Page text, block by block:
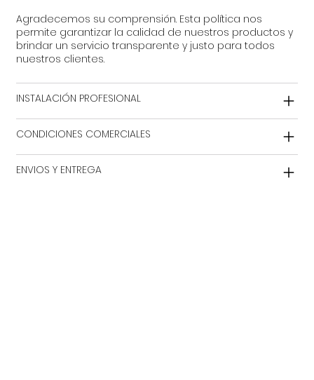
Agradecemos su comprensión. Esta política nos
permite garantizar la calidad de nuestros productos y
brindar un servicio transparente y justo para todos
nuestros clientes.
INSTALACIÓN PROFESIONAL
CONDICIONES COMERCIALES
ENVIOS Y ENTREGA